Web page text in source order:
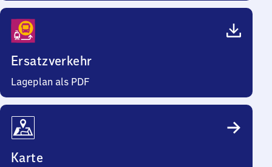
Ersatzverkehr
Lageplan als PDF
Karte